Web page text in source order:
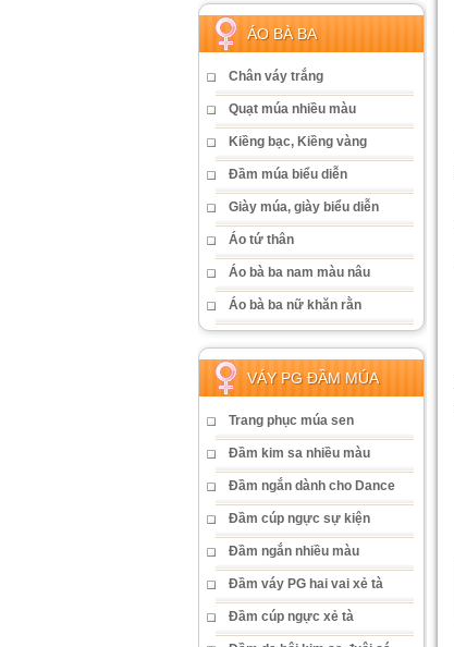
ÁO BÀ BA
Chân váy trắng
Quạt múa nhiều màu
Kiềng bạc, Kiềng vàng
Đầm múa biểu diễn
Giày múa, giày biểu diễn
Áo tứ thân
Áo bà ba nam màu nâu
Áo bà ba nữ khăn rằn
VÁY PG ĐẦM MÚA
Trang phục múa sen
Đầm kim sa nhiều màu
Đầm ngắn dành cho Dance
Đầm cúp ngực sự kiện
Đầm ngắn nhiều màu
Đầm váy PG hai vai xẻ tà
Đầm cúp ngực xẻ tà